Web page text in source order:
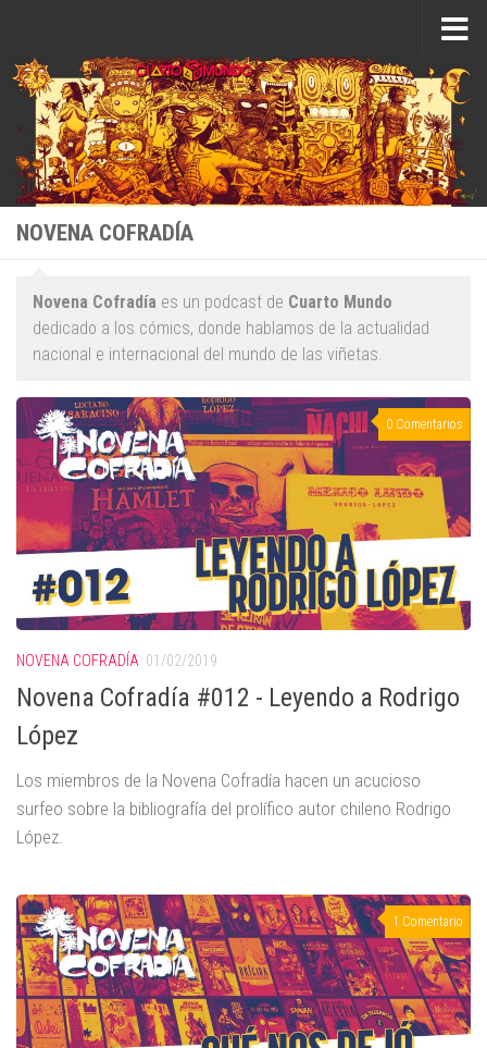
NOVENA COFRADÍA
Novena Cofradía es un podcast de Cuarto Mundo
dedicado a los cómics, donde hablamos de la actualidad
nacional e internacional del mundo de las viñetas.
0 Comentarios
NOVENA COFRADÍA 01/02/2019
Novena Cofradía #012 - Leyendo a Rodrigo
López
Los miembros de la Novena Cofradía hacen un acucioso
surfeo sobre la bibliografía del prolífico autor chileno Rodrigo
López.
1 Comentario